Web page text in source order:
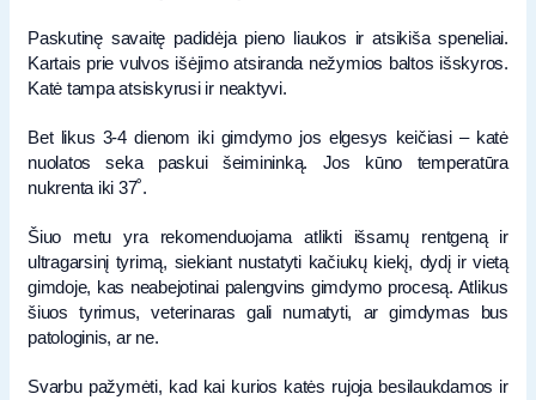
Paskutinę savaitę padidėja pieno liaukos ir atsikiša speneliai.
Kartais prie vulvos išėjimo atsiranda nežymios baltos išskyros.
Katė tampa atsiskyrusi ir neaktyvi.
Bet likus 3-4 dienom iki gimdymo jos elgesys keičiasi – katė
nuolatos seka paskui šeimininką. Jos kūno temperatūra
nukrenta iki 37˚.
Šiuo metu yra rekomenduojama atlikti išsamų rentgeną ir
ultragarsinį tyrimą, siekiant nustatyti kačiukų kiekį, dydį ir vietą
gimdoje, kas neabejotinai palengvins gimdymo procesą. Atlikus
šiuos tyrimus, veterinaras gali numatyti, ar gimdymas bus
patologinis, ar ne.
Svarbu pažymėti, kad kai kurios katės rujoja besilaukdamos ir